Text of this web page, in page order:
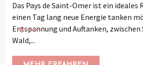
Das Pays de Saint-Omer ist ein ideales
einen Tag lang neue Energie tanken
Entspannung und Auftanken,
Wald,...